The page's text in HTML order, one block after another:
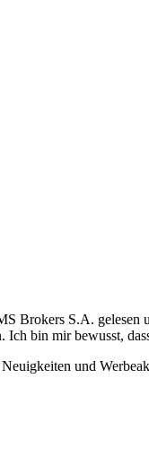
Brokers S.A. gelesen
bin mir bewusst,
und